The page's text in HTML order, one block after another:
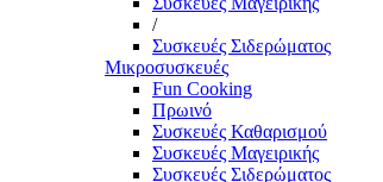
/
Συσκευές Σιδερώματος
Μικροσυσκευές
Fun Cooking
Πρωινό
Συσκευές Καθαρισμού
Συσκευές Μαγειρικής
Συσκευές Σιδερώματος